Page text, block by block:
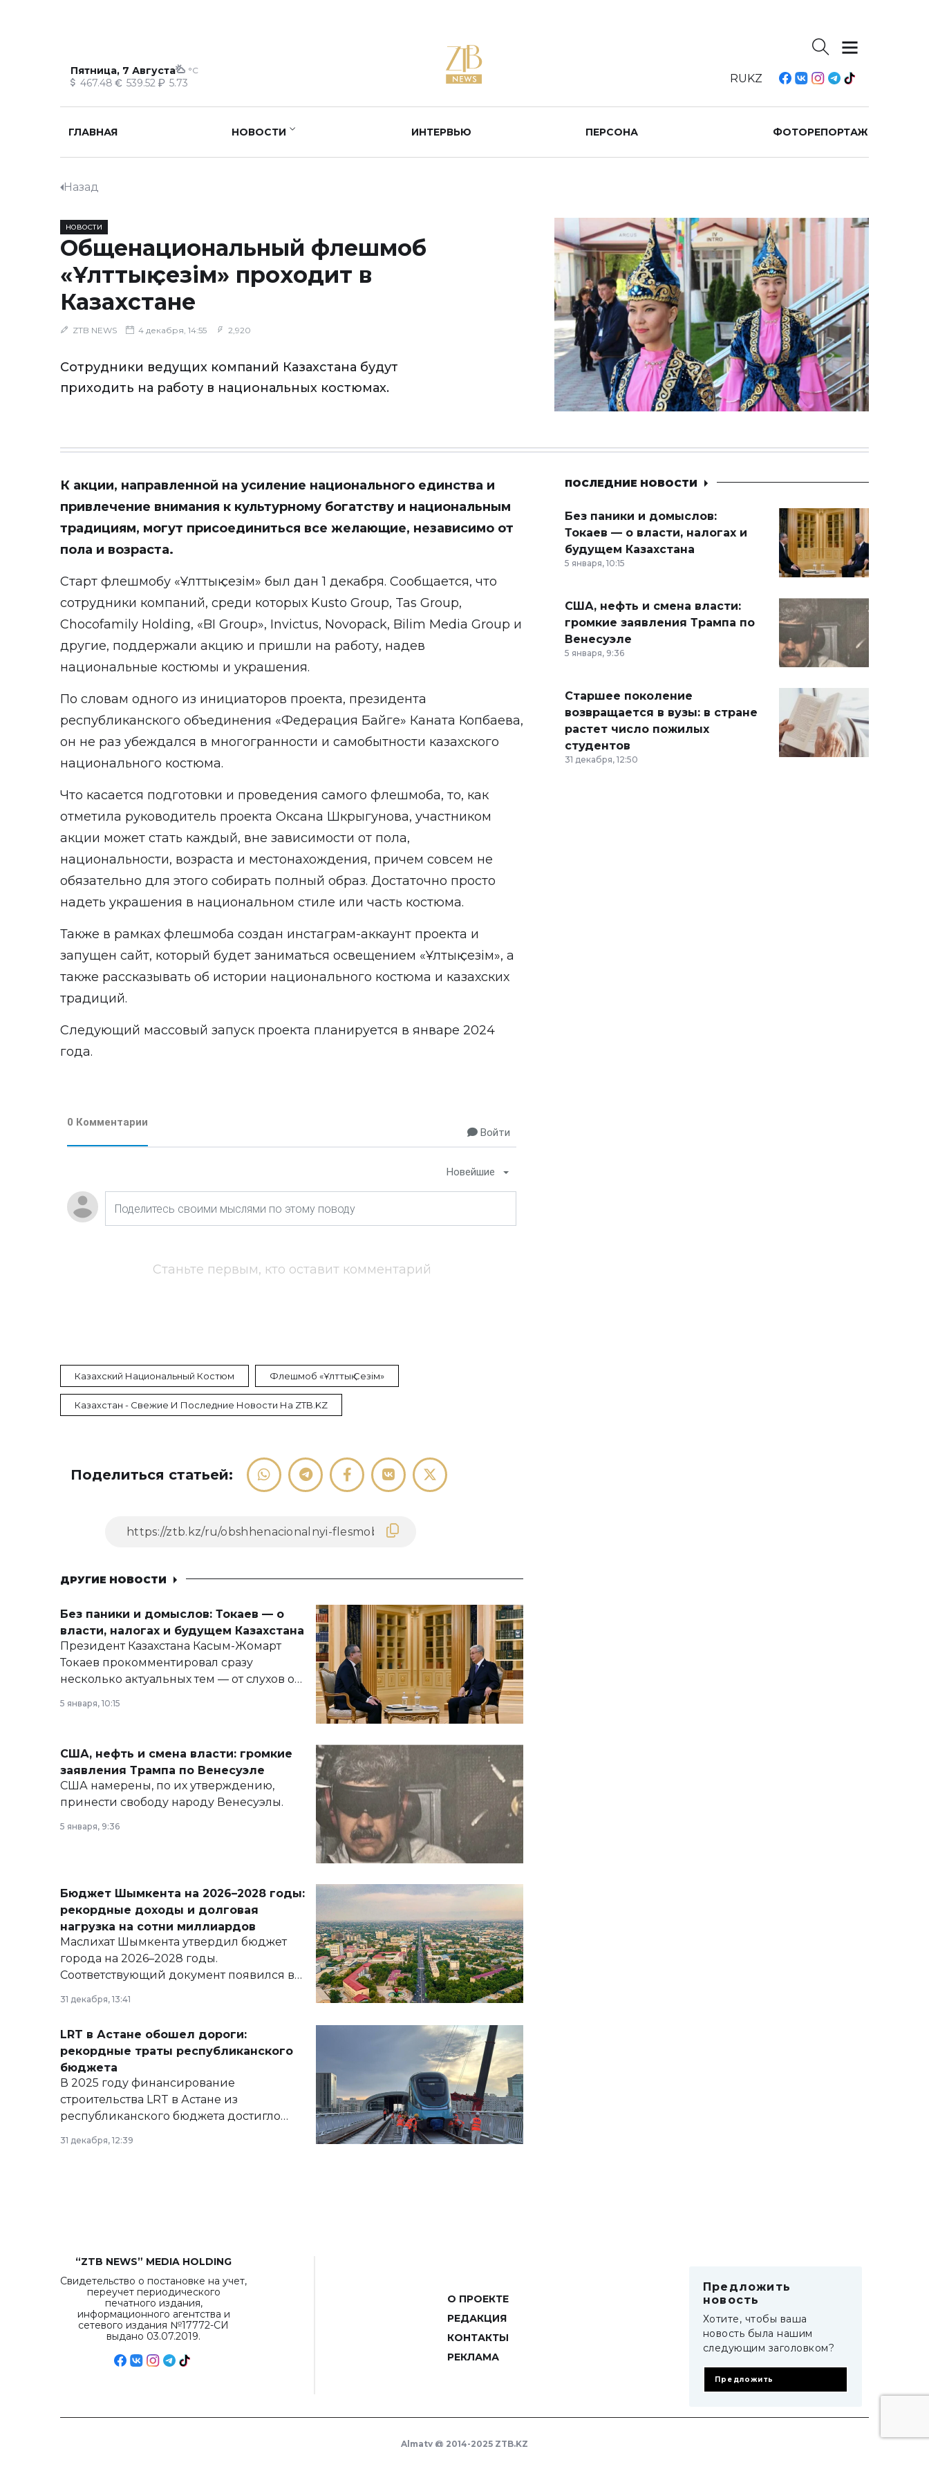
Пятница, 7 Августа °C
467.48 539.52 5.73 RUKZ
ГЛАВНАЯ НОВОСТИ ИНТЕРВЬЮ ПЕРСОНА ФОТОРЕПОРТАЖ
Назад
НОВОСТИ
Общенациональный флешмоб
«Ұлттық сезім» проходит в
Казахстане
ZTB NEWS 4 декабря, 14:55 2,920
Сотрудники ведущих компаний Казахстана будут
приходить на работу в национальных костюмах.
К акции, направленной на усиление национального единства и
привлечение внимания к культурному богатству и национальным
традициям, могут присоединиться все желающие, независимо от
пола и возраста.
Старт флешмобу «Ұлттық сезім» был дан 1 декабря. Сообщается, что
сотрудники компаний, среди которых Kusto Group, Tas Group,
Chocofamily Holding, «BI Group», Invictus, Novopack, Bilim Media Group и
другие, поддержали акцию и пришли на работу, надев
национальные костюмы и украшения.
По словам одного из инициаторов проекта, президента
республиканского объединения «Федерация Байге» Каната Копбаева,
он не раз убеждался в многогранности и самобытности казахского
национального костюма.
Что касается подготовки и проведения самого флешмоба, то, как
отметила руководитель проекта Оксана Шкрыгунова, участником
акции может стать каждый, вне зависимости от пола,
национальности, возраста и местонахождения, причем совсем не
обязательно для этого собирать полный образ. Достаточно просто
надеть украшения в национальном стиле или часть костюма.
Также в рамках флешмоба создан инстаграм-аккаунт проекта и
запущен сайт, который будет заниматься освещением «Ұлтық сезім», а
также рассказывать об истории национального костюма и казахских
традиций.
Следующий массовый запуск проекта планируется в январе 2024
года.
0 Комментарии
Войти
Новейшие
Станьте первым, кто оставит комментарий
Казахский Национальный Костюм Флешмоб «Ұлттық Сезім»
Казахстан - Свежие И Последние Новости На ZTB.KZ
Поделиться статьей:
ДРУГИЕ НОВОСТИ
Без паники и домыслов: Токаев — о
власти, налогах и будущем Казахстана
Президент Казахстана Касым-Жомарт
Токаев прокомментировал сразу
несколько актуальных тем — от слухов о
армии, экономики и личного здоровья.
5 января, 10:15
США, нефть и смена власти: громкие
заявления Трампа по Венесуэле
США намерены, по их утверждению,
принести свободу народу Венесуэлы.
5 января, 9:36
Бюджет Шымкента на 2026–2028 годы:
рекордные доходы и долговая
нагрузка на сотни миллиардов
Маслихат Шымкента утвердил бюджет
города на 2026–2028 годы.
Соответствующий документ появился в
базе нормативных правовых актов и на
сайте маслихат города.
31 декабря, 13:41
LRT в Астане обошел дороги:
рекордные траты республиканского
бюджета
В 2025 году финансирование
строительства LRT в Астане из
республиканского бюджета достигло
рекордных объемов.
31 декабря, 12:39
ПОСЛЕДНИЕ НОВОСТИ
Без паники и домыслов:
Токаев — о власти, налогах и
будущем Казахстана
5 января, 10:15
США, нефть и смена власти:
громкие заявления Трампа по
Венесуэле
5 января, 9:36
Старшее поколение
возвращается в вузы: в стране
растет число пожилых
студентов
31 декабря, 12:50
“ZTB NEWS” MEDIA HOLDING
Свидетельство о постановке на учет,
переучет периодического
печатного издания,
информационного агентства и
сетевого издания №17772-СИ
выдано 03.07.2019.
О ПРОЕКТЕ
РЕДАКЦИЯ
КОНТАКТЫ
РЕКЛАМА
Предложить
новость
Хотите, чтобы ваша
новость была нашим
следующим заголовком?
Предложить
Almaty @ 2014-2025 ZTB.KZ